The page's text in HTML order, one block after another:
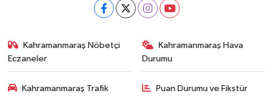
Kahramanmaraş Nöbetçi
Eczaneler
Kahramanmaraş Hava
Durumu
Kahramanmaraş Trafik
Puan Durumu ve Fikstür